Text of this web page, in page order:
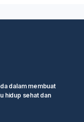
dalam membuat
hidup sehat dan